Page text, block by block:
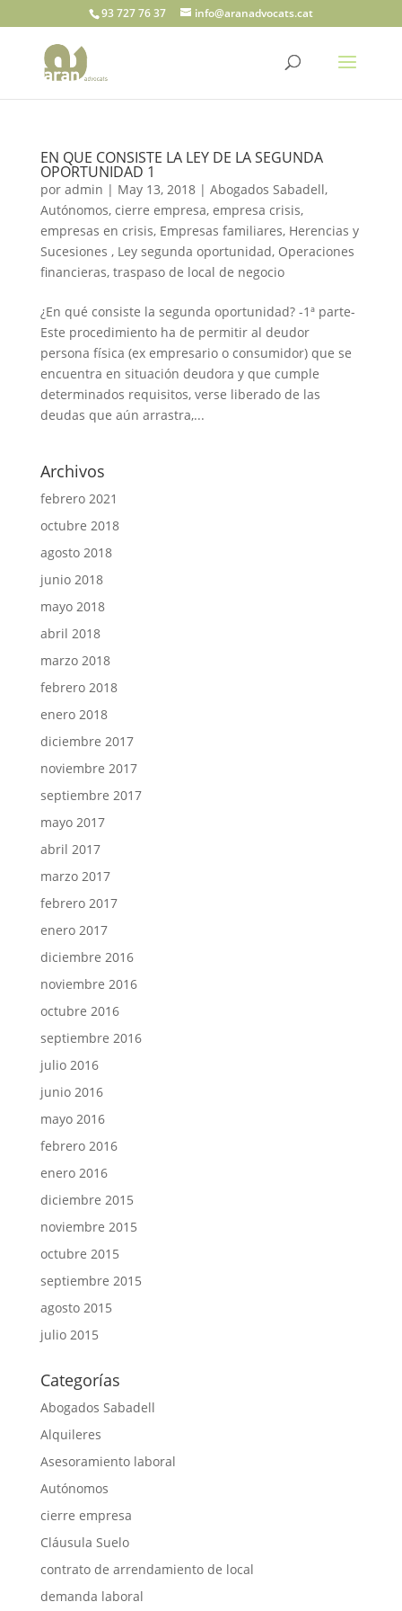
93 727 76 37 info@aranadvocats.cat
EN QUE CONSISTE LA LEY DE LA SEGUNDA
OPORTUNIDAD 1
por admin | May 13, 2018| Abogados Sabadell,
Autónomos, cierre empresa, empresa crisis,
empresas en crisis, Empresas familiares, Herencias y
Sucesiones , Ley segunda oportunidad, Operaciones
financieras, traspaso de local de negocio
¿En qué consiste la segunda oportunidad? -1ª parte-
Este procedimiento ha de permitir al deudor
persona física (ex empresario o consumidor) que se
encuentra en situación deudora y que cumple
determinados requisitos, verse liberado de las
deudas que aún arrastra,...
Archivos
febrero 2021
octubre 2018
agosto 2018
junio 2018
mayo 2018
abril 2018
marzo 2018
febrero 2018
enero 2018
diciembre 2017
noviembre 2017
septiembre 2017
mayo 2017
abril 2017
marzo 2017
febrero 2017
enero 2017
diciembre 2016
noviembre 2016
octubre 2016
septiembre 2016
julio 2016
junio 2016
mayo 2016
febrero 2016
enero 2016
diciembre 2015
noviembre 2015
octubre 2015
septiembre 2015
agosto 2015
julio 2015
Categorías
Abogados Sabadell
Alquileres
Asesoramiento laboral
Autónomos
cierre empresa
Cláusula Suelo
contrato de arrendamiento de local
demanda laboral